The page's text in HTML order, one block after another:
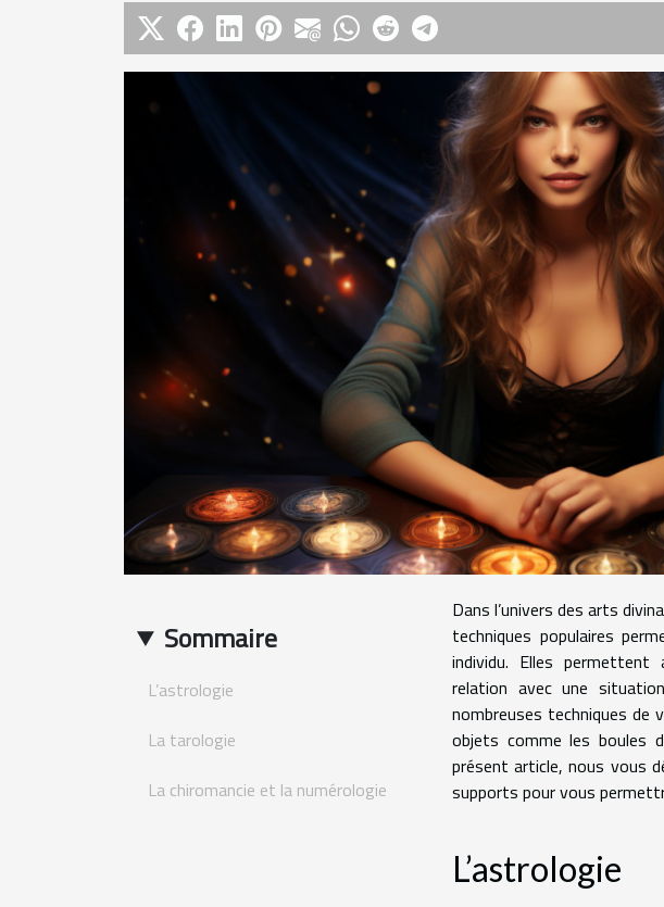
Sommaire
L’astrologie
La tarologie
La chiromancie et la numérologie
Dans l’univers des arts
techniques populaires
individu. Elles permettent
relation avec une
nombreuses techniques de
objets comme les boules
présent article, nous vous
supports pour vous
L’astrologie